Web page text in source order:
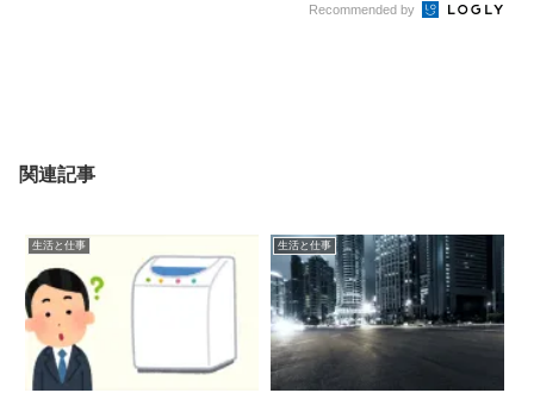
Recommended by
関連記事
生活と仕事 生活と仕事